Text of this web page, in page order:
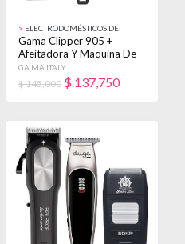
> ELECTRODOMÉSTICOS DE
BELLEZA
Gama Clipper 905 +
Afeitadora Y Maquina De
Corte Belprof Negro
GA.MA ITALY
$ 145,000 $ 137,750